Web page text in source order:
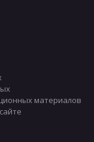
материалов